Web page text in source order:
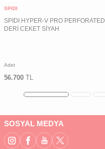
SPIDI
SPIDI HYPER-V PRO PERFORATED
DERİ CEKET SİYAH
Adet
56.700 TL
SOSYAL MEDYA